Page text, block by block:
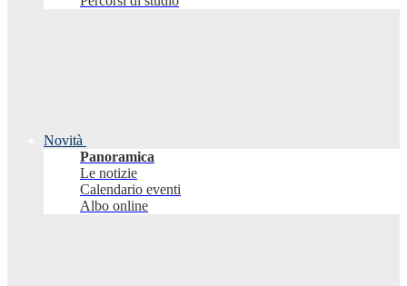
Novità
Panoramica
Le notizie
Calendario eventi
Albo online